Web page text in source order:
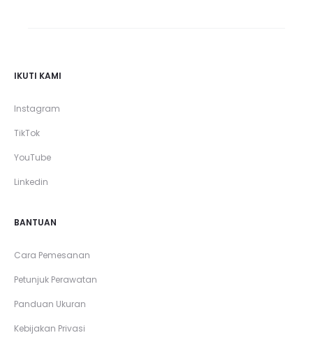
IKUTI KAMI
Instagram
TikTok
YouTube
Linkedin
BANTUAN
Cara Pemesanan
Petunjuk Perawatan
Panduan Ukuran
Kebijakan Privasi